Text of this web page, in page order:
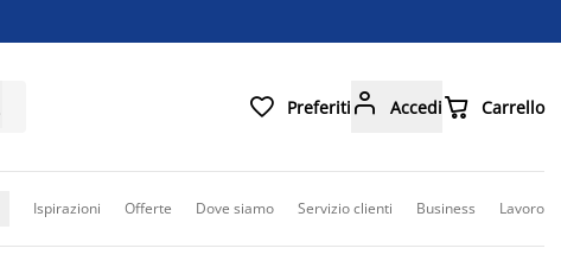
 Preferiti  Accedi Carrello
Ispirazioni Offerte Dove siamo Servizio clienti Business Lavoro